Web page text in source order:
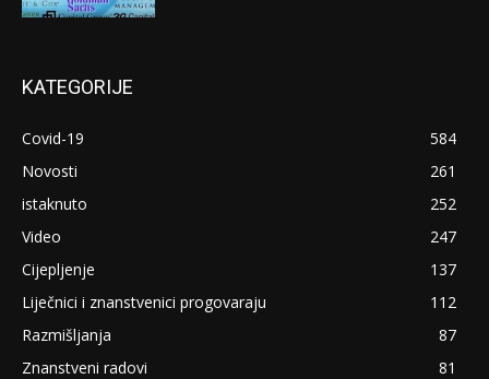
KATEGORIJE
Covid-19
584
Novosti
261
istaknuto
252
Video
247
Cijepljenje
137
Liječnici i znanstvenici progovaraju
112
Razmišljanja
87
Znanstveni radovi
81